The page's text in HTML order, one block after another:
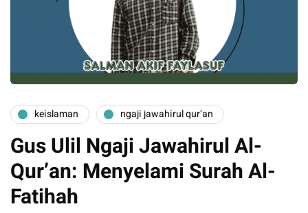
keislaman ngaji jawahirul qur’an
Gus Ulil Ngaji Jawahirul Al-
Qur’an: Menyelami Surah Al-
Fatihah